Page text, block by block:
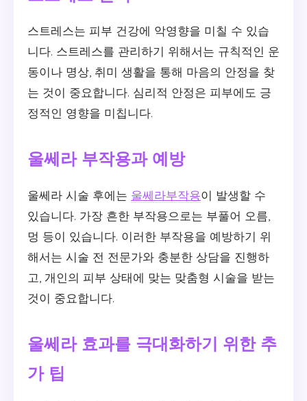
스트레스는 피부 건강에 악영향을 미칠 수 있습
니다. 스트레스를 관리하기 위해서는 규칙적인 운
동이나 명상, 취미 생활을 통해 마음의 안정을 찾
는 것이 중요합니다. 심리적 안정은 피부에도 긍
정적인 영향을 미칩니다.
울쎄라 부작용과 예방
울쎄라 시술 후에는 울쎄라부작용이 발생할 수
있습니다. 가장 흔한 부작용으로는 부풀어 오름,
멍 등이 있습니다. 이러한 부작용을 예방하기 위
해서는 시술 전 전문가와 충분한 상담을 진행하
고, 개인의 피부 상태에 맞는 맞춤형 시술을 받는
것이 중요합니다.
울쎄라 효과를 극대화하기 위한 추
가 팁